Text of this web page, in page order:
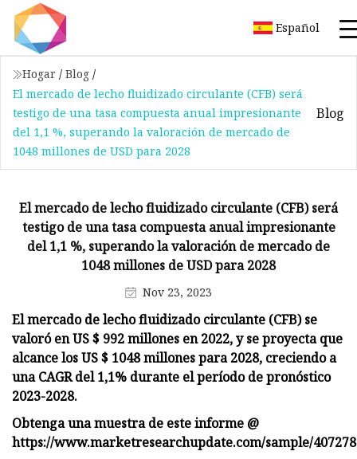
Español
Hogar / Blog /
El mercado de lecho fluidizado circulante (CFB) será
testigo de una tasa compuesta anual impresionante
del 1,1 %, superando la valoración de mercado de
1048 millones de USD para 2028
Blog
El mercado de lecho fluidizado circulante (CFB) será
testigo de una tasa compuesta anual impresionante
del 1,1 %, superando la valoración de mercado de
1048 millones de USD para 2028
Nov 23, 2023
El mercado de lecho fluidizado circulante (CFB) se
valoró en US $ 992 millones en 2022, y se proyecta que
alcance los US $ 1048 millones para 2028, creciendo a
una CAGR del 1,1% durante el período de pronóstico
2023-2028.
Obtenga una muestra de este informe @
https://www.marketresearchupdate.com/sample/407278